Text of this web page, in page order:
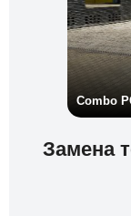
Combo
Замена